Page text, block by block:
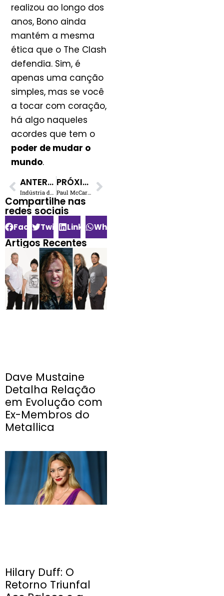
realizou ao longo dos
anos, Bono ainda
mantém a mesma
ética que o The Clash
defendia. Sim, é
apenas uma canção
simples, mas se você
a tocar com coração,
há algo naqueles
acordes que tem o
poder de mudar o
mundo.
ANTERIOR
Indústria da Música em Transformação: Spotify, AI, Royalties e Mais
PRÓXIMO
Paul McCartney Lidera Protesto Silencioso Contra IA na Música
Compartilhe nas
redes sociais​
FacebookTwitterLinkedInWhatsApp
Artigos Recentes
Dave Mustaine
Detalha Relação
em Evolução com
Ex-Membros do
Metallica
Hilary Duff: O
Retorno Triunfal